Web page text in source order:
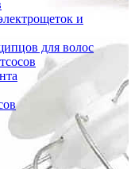
и
для волос